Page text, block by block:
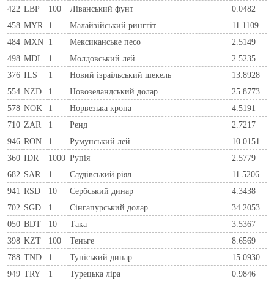
422 LBP 100 Ліванський фунт
0.0482
458 MYR 1 Малайзійський ринггіт
11.1109
484 MXN 1 Мексиканське песо
2.5149
498 MDL 1 Молдовський лей
2.5235
376 ILS 1 Новий ізраїльський шекель
13.8928
554 NZD 1 Новозеландський долар
25.8773
578 NOK 1 Норвезька крона
4.5191
710 ZAR 1 Ренд
2.7217
946 RON 1 Румунський лей
10.0151
360 IDR 1000 Рупія
2.5779
682 SAR 1 Саудівський ріял
11.5206
941 RSD 10 Сербський динар
4.3438
702 SGD 1 Сінгапурський долар
34.2053
050 BDT 10 Така
3.5367
398 KZT 100 Теньге
8.6569
788 TND 1 Туніський динар
15.0930
949 TRY 1 Турецька ліра 0.9846